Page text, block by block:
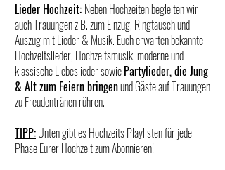
Lieder Hochzeit: Neben Hochzeiten begleiten wir
auch Trauungen z.B. zum Einzug, Ringtausch und
Auszug mit Lieder & Musik. Euch erwarten bekannte
Hochzeitslieder, Hochzeitsmusik, moderne und
klassische Liebeslieder sowiePartylieder, die Jung
& Alt zum Feiern bringenund Gäste auf Trauungen
zu Freudentränen rühren.
TIPP:Unten gibt es Hochzeits Playlisten für jede
Phase Eurer Hochzeit zum Abonnieren!